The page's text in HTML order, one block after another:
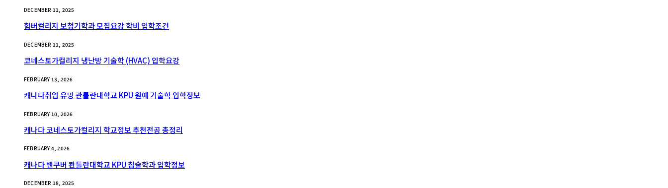
DECEMBER 11, 2025
험버컬리지 보청기학과 모집요강 학비 입학조건
DECEMBER 11, 2025
코네스토가컬리지 냉난방 기술학 (HVAC) 입학요강
FEBRUARY 13, 2026
캐나다취업 유망 콴틀란대학교 KPU 원예 기술학 입학정보
FEBRUARY 10, 2026
캐나다 코네스토가컬리지 학교정보 추천전공 총정리
FEBRUARY 4, 2026
캐나다 밴쿠버 콴틀란대학교 KPU 침술학과 입학정보
DECEMBER 18, 2025